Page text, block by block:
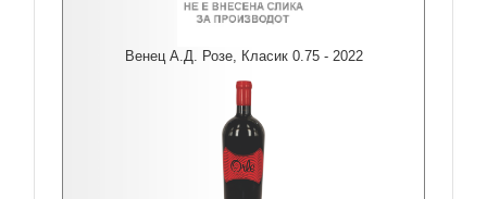
Венец А.Д. Розе, Класик 0.75 - 2022